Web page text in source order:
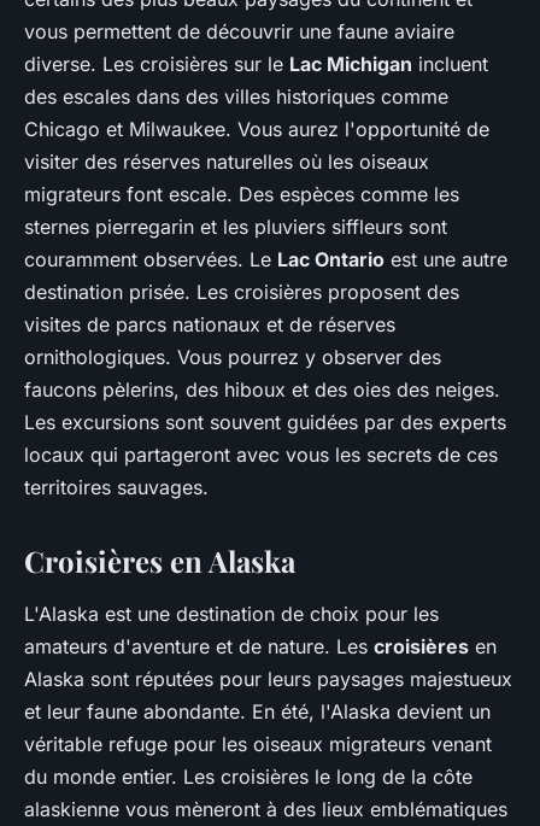
vous permettent de découvrir une faune aviaire
diverse. Les croisières sur le Lac Michigan incluent
des escales dans des villes historiques comme
Chicago et Milwaukee. Vous aurez l'opportunité de
visiter des réserves naturelles où les oiseaux
migrateurs font escale. Des espèces comme les
sternes pierregarin et les pluviers siffleurs sont
couramment observées. Le Lac Ontario est une autre
destination prisée. Les croisières proposent des
visites de parcs nationaux et de réserves
ornithologiques. Vous pourrez y observer des
faucons pèlerins, des hiboux et des oies des neiges.
Les excursions sont souvent guidées par des experts
locaux qui partageront avec vous les secrets de ces
territoires sauvages.
Croisières en Alaska
L'Alaska est une destination de choix pour les
amateurs d'aventure et de nature. Les croisières en
Alaska sont réputées pour leurs paysages majestueux
et leur faune abondante. En été, l'Alaska devient un
véritable refuge pour les oiseaux migrateurs venant
du monde entier. Les croisières le long de la côte
alaskienne vous mèneront à des lieux emblématiques